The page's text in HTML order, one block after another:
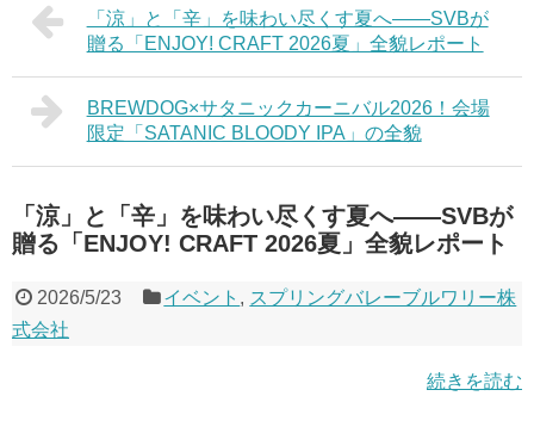
「涼」と「辛」を味わい尽くす夏へ——SVBが
贈る「ENJOY! CRAFT 2026夏」全貌レポート
BREWDOG×サタニックカーニバル2026！会場
限定「SATANIC BLOODY IPA」の全貌
「涼」と「辛」を味わい尽くす夏へ——SVBが
贈る「ENJOY! CRAFT 2026夏」全貌レポート
2026/5/23 イベント , スプリングバレーブルワリー株
式会社
続きを読む